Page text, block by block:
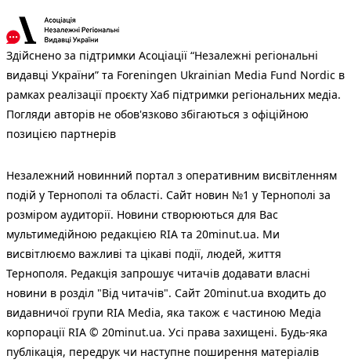
Здійснено за підтримки Асоціації “Незалежні регіональні
видавці України” та Foreningen Ukrainian Media Fund Nordic в
рамках реалізації проєкту Хаб підтримки регіональних медіа.
Погляди авторів не обов'язково збігаються з офіційною
позицією партнерів
Незалежний новинний портал з оперативним висвітленням
подій у Тернополі та області. Сайт новин №1 у Тернополі за
розміром аудиторії. Новини створюються для Вас
мультимедійною редакцією RIA та 20minut.ua. Ми
висвітлюємо важливі та цікаві події, людей, життя
Тернополя. Редакція запрошує читачів додавати власні
новини в розділ "Від читачів". Сайт 20minut.ua входить до
видавничої групи RIA Media, яка також є частиною Медіа
корпорації RIA © 20minut.ua. Усі права захищені. Будь-яка
публiкацiя, передрук чи наступне поширення матеріалів